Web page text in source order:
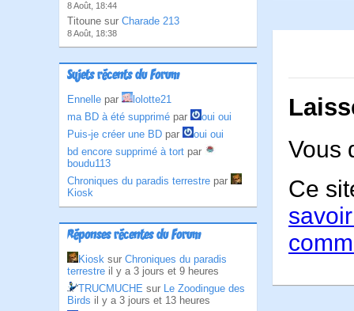
8 Août, 18:44
Titoune sur Charade 213
8 Août, 18:38
Sujets récents du Forum
Ennelle par
lolotte21
ma BD à été supprimé par
oui oui
Puis-je créer une BD par
oui oui
bd encore supprimé à tort par
boudu113
Chroniques du paradis terrestre par
Kiosk
Réponses récentes du Forum
Kiosk sur Chroniques du paradis
terrestre il y a 3 jours et 9 heures
TRUCMUCHE sur Le Zoodingue des
Birds il y a 3 jours et 13 heures
Vous
Ce